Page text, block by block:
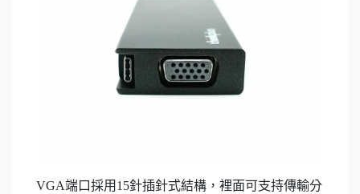
VGA端口採用15針插針式結構，裡面可支持傳輸分